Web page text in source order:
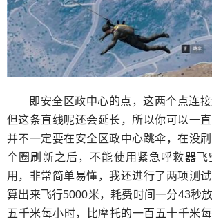
即安全区政中心的点，这两个点连接
但这条直线呢还会延长，所以你可以一直
并不一定要在安全区政中心跳伞，在没
个圈刷新之后，不能使用紧急呼救器飞
用，非常简单易懂，我还进行了两项测
算出来飞行5000米，耗费时间一分43秒
五千米每小时，比摩托的一百五十千米